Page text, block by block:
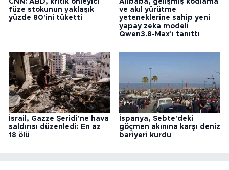
CNN: ABD, kritik önleyici
füze stokunun yaklaşık
yüzde 80'ini tüketti
Alibaba, gelişmiş kodlama
ve akıl yürütme
yeteneklerine sahip yeni
yapay zeka modeli
Qwen3.8-Max'ı tanıttı
İsrail, Gazze Şeridi'ne hava
saldırısı düzenledi: En az
18 ölü
İspanya, Sebte'deki
göçmen akınına karşı deniz
bariyeri kurdu